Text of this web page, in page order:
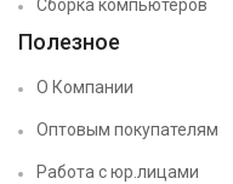
Сборка компьютеров
Полезное
О Компании
Оптовым покупателям
Работа с юр.лицами